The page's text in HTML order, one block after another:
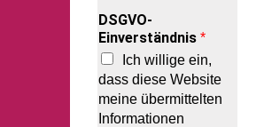
DSGVO-
Einverständnis *
Ich willige ein,
dass diese Website
meine übermittelten
Informationen